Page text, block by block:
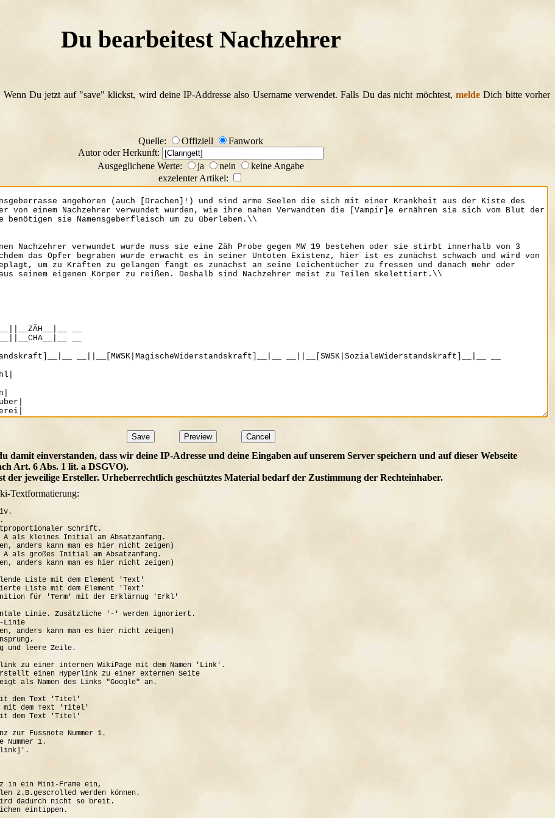
Du bearbeitest Nachzehrer
Du jetzt auf "save" klickst, wird deine IP-Addresse also Username verwendet. Falls Du das nicht möchtest,melde Dich bitte vorher
Quelle:
Offiziell
Fanwork
Autor oder Herkunft:
Ausgeglichene Werte:
ja nein
keine Angabe
exzelenter Artikel:
einverstanden, dass wir deine IP-Adresse und deine Eingaben auf unserem Server speichern und auf dieser Webseite
Art. 6 Abs. 1 lit. a DSGVO).
jeweilige Ersteller. Urheberrechtlich geschütztes Material bedarf der Zustimmung der Rechteinhaber.
Textformatierung:
Schrift.
als kleines Initial am Absatzanfang.
anders kann man es hier nicht zeigen)
als großes Initial am Absatzanfang.
anders kann man es hier nicht zeigen)
Liste mit dem Element 'Text'
Liste mit dem Element 'Text'
für 'Term' mit der Erklärnug 'Erkl'
Linie. Zusätzliche '-' werden ignoriert.
Linie
anders kann man es hier nicht zeigen)
und leere Zeile.
zu einer internen WikiPage mit dem Namen 'Link'.
einen Hyperlink zu einer externen Seite
als Namen des Links "Google" an.
dem Text 'Titel'
dem Text 'Titel'
dem Text 'Titel'
Fussnote Nummer 1.
1.
ein Mini-Frame ein,
z.B.gescrolled werden können.
dadurch nicht so breit.